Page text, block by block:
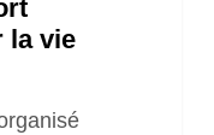
la vie